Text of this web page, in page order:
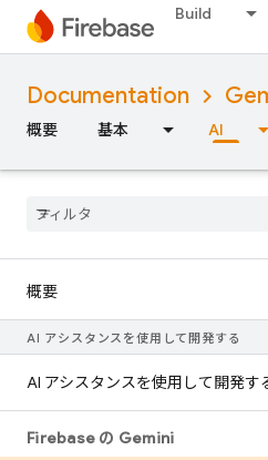
Build
Documentation
概要 基本 AI
概要
AI アシスタンスを使用して開発する
AI アシスタンスを使用して開発す
Firebase の Gemini